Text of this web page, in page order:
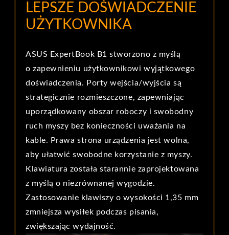
LEPSZE DOŚWIADCZENIE
UŻYTKOWNIKA
ASUS ExpertBook B1 stworzono z myślą
o zapewnieniu użytkownikowi wyjątkowego
doświadczenia. Porty wejścia/wyjścia są
strategicznie rozmieszczone, zapewniając
uporządkowany obszar roboczy i swobodny
ruch myszy bez konieczności uważania na
kable. Prawa strona urządzenia jest wolna,
aby ułatwić swobodne korzystanie z myszy.
Klawiatura została starannie zaprojektowana
z myślą o niezrównanej wygodzie.
Zastosowanie klawiszy o wysokości 1,35 mm
zmniejsza wysiłek podczas pisania,
zwiększając wydajność.